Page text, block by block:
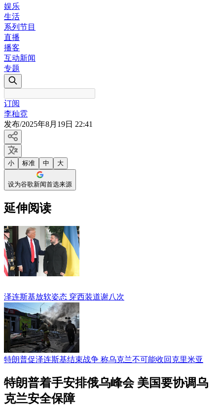
娱乐
生活
系列节目
直播
播客
互动新闻
专题
订阅
李秈霓
发布/2025年8月19日 22:41
小 标准 中 大
设为谷歌新闻首选来源
延伸阅读
泽连斯基放软姿态 穿西装道谢八次
特朗普促泽连斯基结束战争 称乌克兰不可能收回克里米亚
特朗普着手安排俄乌峰会 美国要协调乌
克兰安全保障